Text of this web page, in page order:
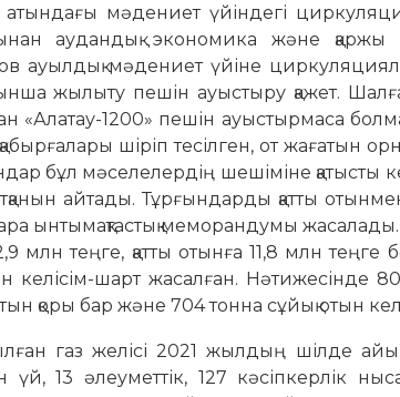
атындағы мәдениет үйіндегі
аудандық экономика және қаржы
ауылдық мәдениет үйіне
жылыту пешін ауыстыру қажет.
1200» пешін ауыс­тырмаса
шіріп тесілген, от жа­ғатын
бұл мәселелердің ше­шіміне қатысты
айтады. Тұр­ғын­дарды қатты
ынтымақ­тас­тық меморандумы жасалады.
млн теңге, қатты отынға 11,8 млн теңге
келісім-шарт жасалған. Нәтижесінде
қоры бар және 704 тонна сұйық отын
газ желісі 2021 жылдың шілде
үй, 13 әлеуметтік, 127 кәсіпкерлік